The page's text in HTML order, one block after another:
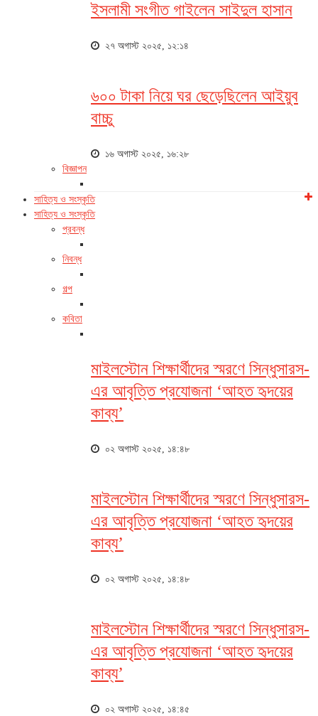
ইসলামী সংগীত গাইলেন সাইদুল হাসান
২৭ অগাস্ট ২০২৫, ১২:১৪
৬০০ টাকা নিয়ে ঘর ছেড়েছিলেন আইয়ুব
বাচ্চু
১৬ অগাস্ট ২০২৫, ১৬:২৮
বিজ্ঞাপন
সাহিত্য ও সংস্কৃতি
সাহিত্য ও সংস্কৃতি
প্রবন্ধ
নিবন্ধ
গল্প
কবিতা
মাইলস্টোন শিক্ষার্থীদের স্মরণে সিন্ধুসারস-
এর আবৃত্তি প্রযোজনা ‘আহত হৃদয়ের
কাব্য’
০২ অগাস্ট ২০২৫, ১৪:৪৮
মাইলস্টোন শিক্ষার্থীদের স্মরণে সিন্ধুসারস-
এর আবৃত্তি প্রযোজনা ‘আহত হৃদয়ের
কাব্য’
০২ অগাস্ট ২০২৫, ১৪:৪৮
মাইলস্টোন শিক্ষার্থীদের স্মরণে সিন্ধুসারস-
এর আবৃত্তি প্রযোজনা ‘আহত হৃদয়ের
কাব্য’
০২ অগাস্ট ২০২৫, ১৪:৪৫